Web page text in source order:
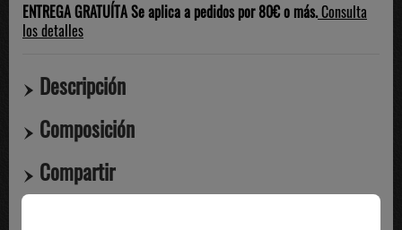
ENTREGA GRATUÍTA Se aplica a pedidos por 80€ o más.Consulta
los detalles
Descripción
Composición
Compartir